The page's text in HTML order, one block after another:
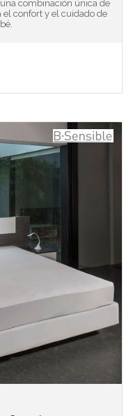
combinación única de
el confort y el cuidado de